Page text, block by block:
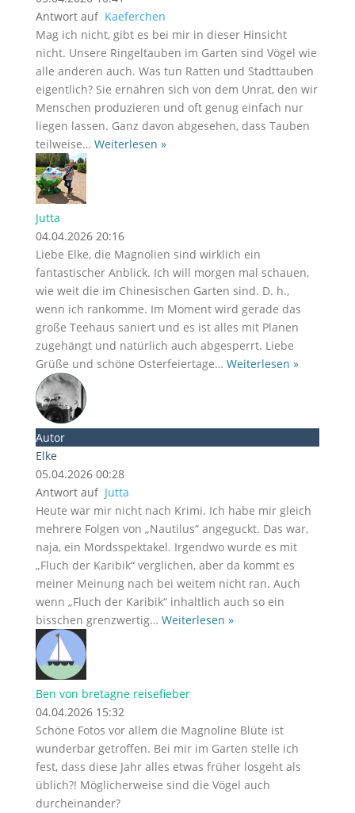
Antwort auf Kaeferchen
Mag ich nicht, gibt es bei mir in dieser Hinsicht
nicht. Unsere Ringeltauben im Garten sind Vögel wie
alle anderen auch. Was tun Ratten und Stadttauben
eigentlich? Sie ernähren sich von dem Unrat, den wir
Menschen produzieren und oft genug einfach nur
liegen lassen. Ganz davon abgesehen, dass Tauben
teilweise… Weiterlesen »
Jutta
04.04.2026 20:16
Liebe Elke, die Magnolien sind wirklich ein
fantastischer Anblick. Ich will morgen mal schauen,
wie weit die im Chinesischen Garten sind. D. h.,
wenn ich rankomme. Im Moment wird gerade das
große Teehaus saniert und es ist alles mit Planen
zugehängt und natürlich auch abgesperrt. Liebe
Grüße und schöne Osterfeiertage… Weiterlesen »
Autor
Elke
05.04.2026 00:28
Antwort auf Jutta
Heute war mir nicht nach Krimi. Ich habe mir gleich
mehrere Folgen von „Nautilus“ angeguckt. Das war,
naja, ein Mordsspektakel. Irgendwo wurde es mit
„Fluch der Karibik“ verglichen, aber da kommt es
meiner Meinung nach bei weitem nicht ran. Auch
wenn „Fluch der Karibik“ inhaltlich auch so ein
bisschen grenzwertig… Weiterlesen »
Ben von bretagne reisefieber
04.04.2026 15:32
Schöne Fotos vor allem die Magnoline Blüte ist
wunderbar getroffen. Bei mir im Garten stelle ich
fest, dass diese Jahr alles etwas früher losgeht als
üblich?! Möglicherweise sind die Vögel auch
durcheinander?